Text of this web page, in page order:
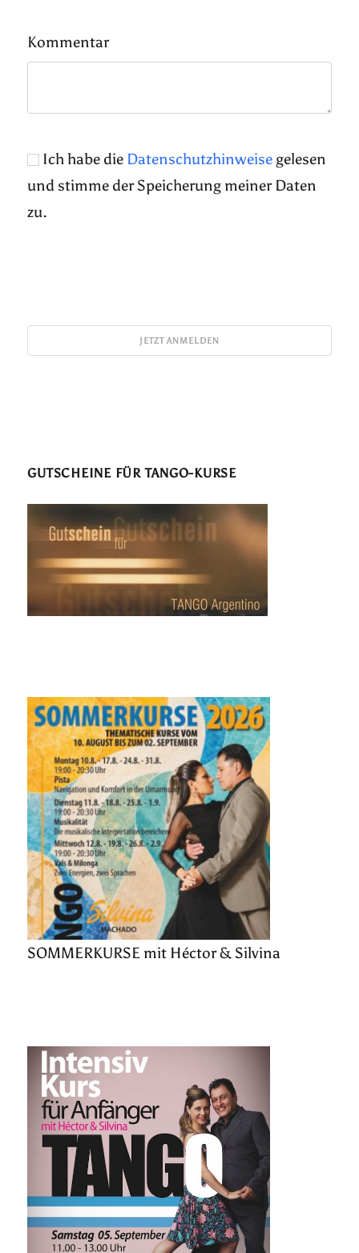
Kommentar
Ich habe die Datenschutzhinweise gelesen
und stimme der Speicherung meiner Daten
zu.
GUTSCHEINE FÜR TANGO-KURSE
SOMMERKURSE mit Héctor & Silvina